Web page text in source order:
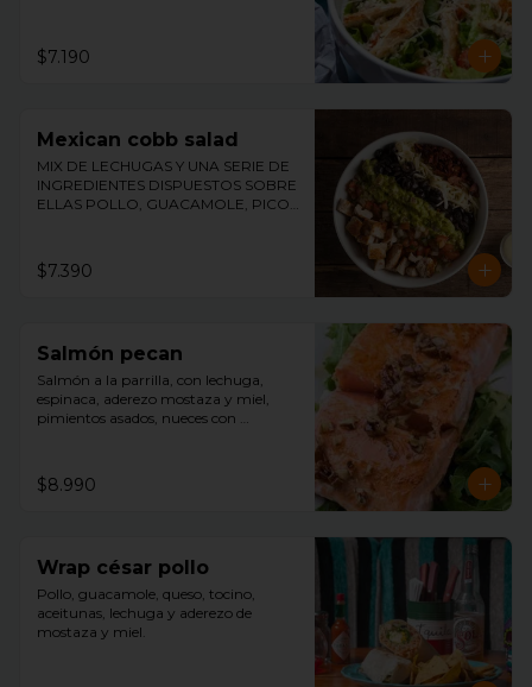
$7.190
Mexican cobb salad
MIX DE LECHUGAS Y UNA SERIE DE
INGREDIENTES DISPUESTOS SOBRE
ELLAS POLLO, GUACAMOLE, PICO
NUESTRO ADEREZO DE MOSTAZA Y
MIEL.
$7.390
Salmón pecan
Salmón a la parrilla, con lechuga,
espinaca, aderezo mostaza y miel,
pimientos asados, nueces con
$8.990
Wrap césar pollo
Pollo, guacamole, queso, tocino,
aceitunas, lechuga y aderezo de
mostaza y miel.